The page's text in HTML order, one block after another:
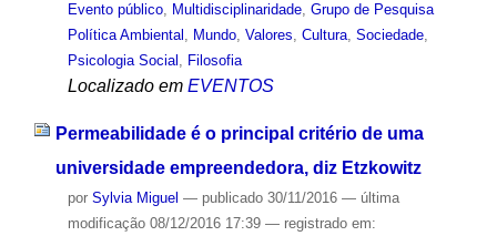
Evento público, Multidisciplinaridade, Grupo de Pesquisa
Política Ambiental , Mundo, Valores, Cultura, Sociedade,
Psicologia Social , Filosofia
Localizado em EVENTOS
Permeabilidade é o principal critério de uma
universidade empreendedora, diz Etzkowitz
por Sylvia Miguel — publicado30/11/2016 — última
modificação08/12/2016 17:39 — registrado em: